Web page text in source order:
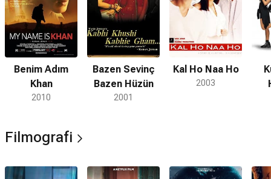
Benim Adım
Khan
2010
Bazen Sevinç
Bazen Hüzün
2001
Kal Ho Naa Ho
2003
Filmografi